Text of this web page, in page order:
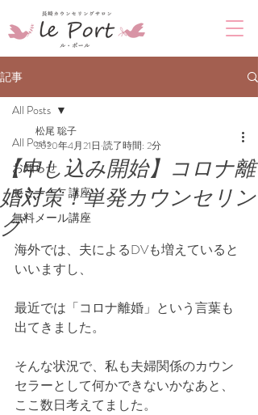
記事
All Posts
お知らせ
セミナー・講座
無料メール講座
All Posts
【申し込み開始】コロナ離
婚対策！単発カウンセリン
グ
松尾 聡子
2020年4月21日 読了時間: 2分
海外では、夫によるDVも増えていると
いいますし、
最近では「コロナ離婚」という言葉も
出てきました。
そんな状況で、私も夫婦関係のカウン
セラーとして何かできないかなあと、
ここ数日考えてました。